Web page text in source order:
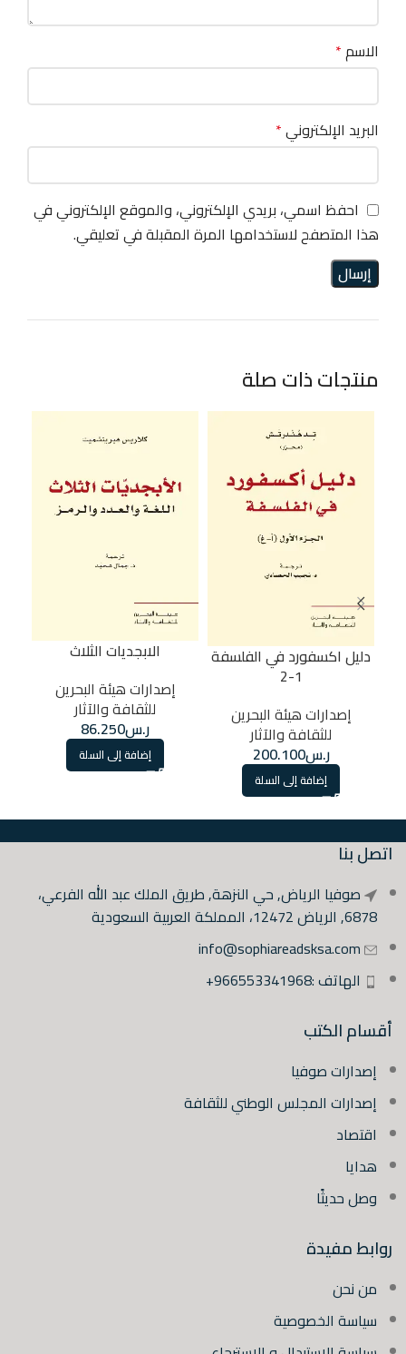
الاسم*
البريد الإلكتروني*
احفظ اسمي، بريدي الإلكتروني، والموقع الإلكتروني في
هذا المتصفح لاستخدامها المرة المقبلة في تعليقي.
منتجات ذات صلة
دليل اكسفورد في الفلسفة
1-2
إصدارات هيئة البحرين
للثقافة والآثار
ر.س200.100
إضافة إلى السلة
الابجديات الثلاث
إصدارات هيئة البحرين
للثقافة والآثار
ر.س86.250
إضافة إلى السلة
اتصل بنا
صوفيا الرياض, حي النزهة, طريق الملك عبد الله الفرعي،
6878, الرياض 12472، المملكة العربية السعودية
info@sophiareadsksa.com
الهاتف :966553341968+
أقسام الكتب
إصدارات صوفيا
إصدارات المجلس الوطني للثقافة
اقتصاد
هدايا
وصل حديثًا
روابط مفيدة
من نحن
سياسة الخصوصية